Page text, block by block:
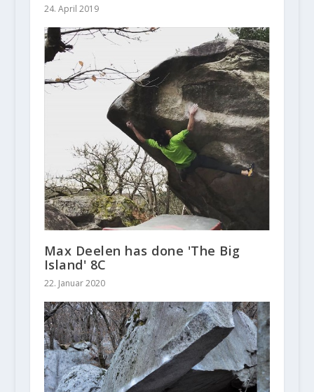
24. April 2019
Max Deelen has done 'The Big
Island' 8C
22. Januar 2020